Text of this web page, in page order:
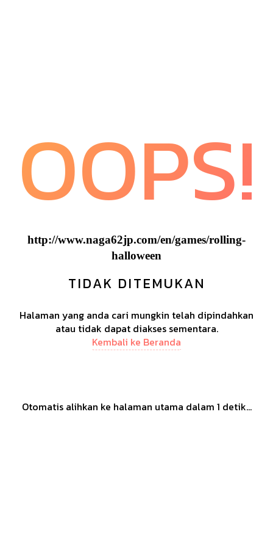
OOPS!
http://www.naga62jp.com/en/games/rolling-
halloween
TIDAK DITEMUKAN
Halaman yang anda cari mungkin telah dipindahkan
atau tidak dapat diakses sementara.
Kembali ke Beranda
Otomatis alihkan ke halaman utama dalam 1 detik...